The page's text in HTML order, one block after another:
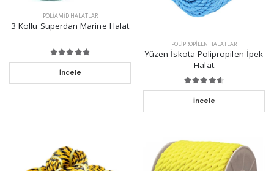
POLIAMID HALATLAR
3 Kollu Superdan Marine Halat
İncele
POLIPROPILEN HALATLAR
Yüzen İskota Polipropilen İpek
Halat
İncele